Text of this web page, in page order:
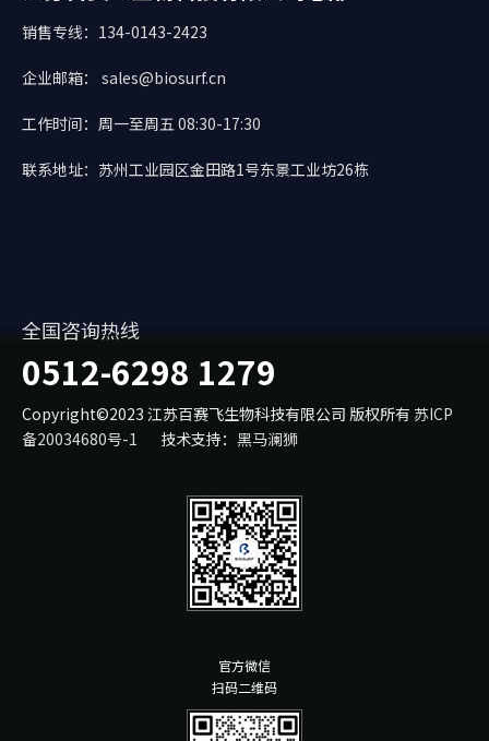
销售专线：134-0143-2423
企业邮箱： sales@biosurf.cn
工作时间：周一至周五 08:30-17:30
联系地址：苏州工业园区金田路1号东景工业坊26栋
全国咨询热线
0512-6298 1279
Copyright©2023 江苏百赛飞生物科技有限公司 版权所有苏ICP
备20034680号-1
技术支持： 黑马澜狮
官方微信
扫码二维码